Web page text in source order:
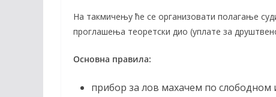
На такмичењу ће се организовати полагање
проглашења теоретски дио (уплате за
Основна правила:
прибор за лов махачем по